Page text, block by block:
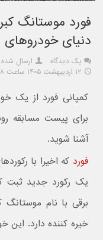
دنیای
یک دیدگاه
ارسال شده
۱۲ اردیبهشت ۱۴۰۵ ساعت ۱۴:۳۸
کمپانی فورد از یک
آشنا شوید.
فورد که اخیرا با
یک رکورد جدید ثبت
برقی با نام موستانگ